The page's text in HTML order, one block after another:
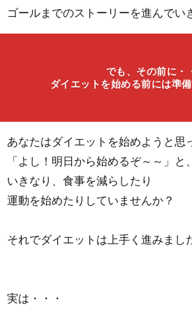
ゴールまでのストーリーを進んでい
でも、その前に・
ダイエットを始める前には準
あなたはダイエットを始めようと思
「よし！明日から始めるぞ～～」と、
いきなり、食事を減らしたり
運動を始めたりしていませんか？
それでダイエットは上手く進みまし
実は・・・